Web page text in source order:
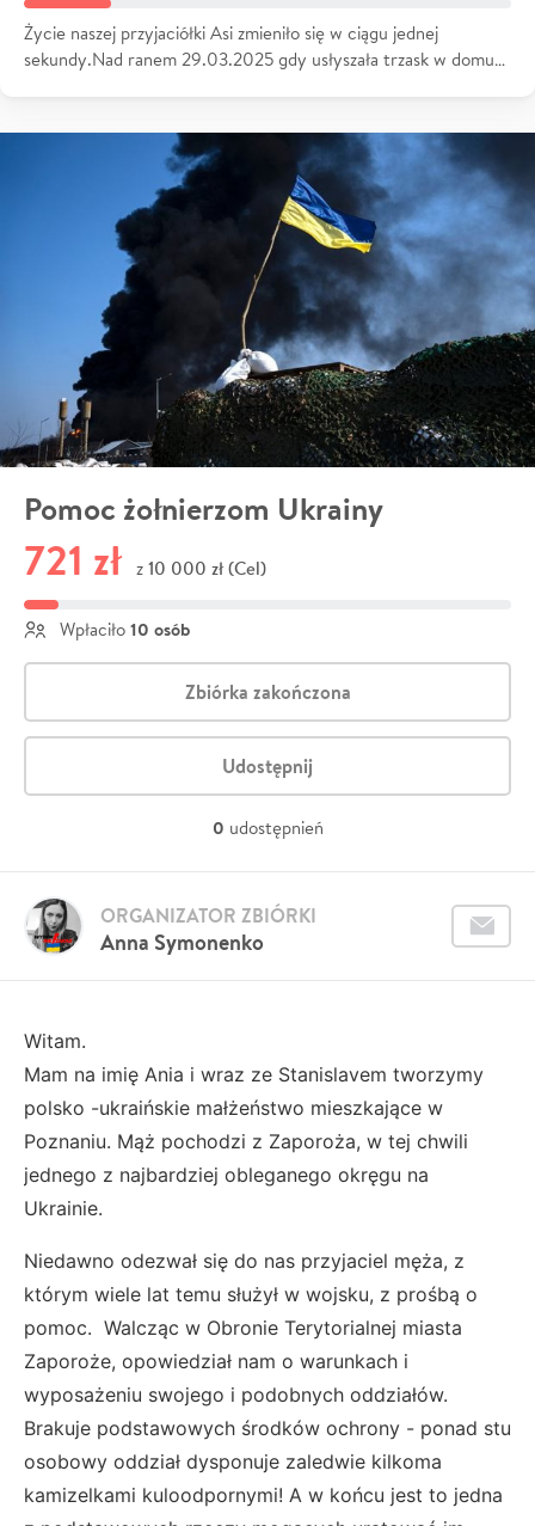
Życie naszej przyjaciółki Asi zmieniło się w ciągu jednej
sekundy.Nad ranem 29.03.2025 gdy usłyszała trzask w domu…
Pomoc żołnierzom Ukrainy
721 zł z 10 000 zł (Cel)
Wpłaciło 10 osób
Zbiórka zakończona
Udostępnij
0 udostępnień
Anna Symonenko
ORGANIZATOR ZBIÓRKI
Witam.
Mam na imię Ania i wraz ze Stanislavem tworzymy
polsko -ukraińskie małżeństwo mieszkające w
Poznaniu. Mąż pochodzi z Zaporoża, w tej chwili
jednego z najbardziej obleganego okręgu na
Ukrainie.
Niedawno odezwał się do nas przyjaciel męża, z
którym wiele lat temu służył w wojsku, z prośbą o
pomoc. Walcząc w Obronie Terytorialnej miasta
Zaporoże, opowiedział nam o warunkach i
wyposażeniu swojego i podobnych oddziałów.
Brakuje podstawowych środków ochrony - ponad stu
osobowy oddział dysponuje zaledwie kilkoma
kamizelkami kuloodpornymi! A w końcu jest to jedna